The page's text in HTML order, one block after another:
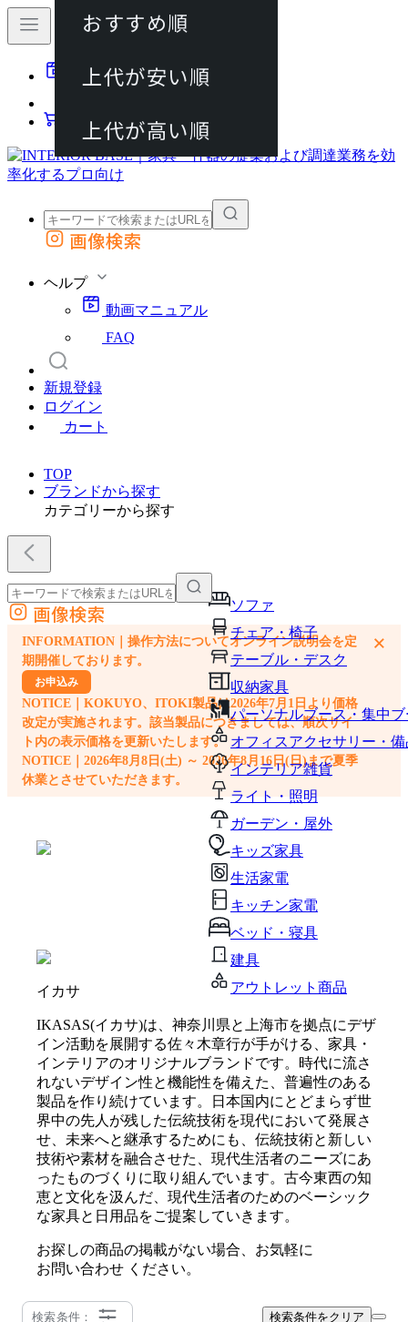
動画マニュアル
カート
外部サイトの商品をカートに追加
画像検索
ヘルプ
動画マニュアル
FAQ
新規登録
ログイン
カート
TOP
ブランドから探す
カテゴリーから探す
ソファ
チェア・椅子
テーブル・デスク
収納家具
パーソナルブース・集中
オフィスアクセサリー・備
インテリア雑貨
ライト・照明
ガーデン・屋外
キッズ家具
生活家電
キッチン家電
ベッド・寝具
建具
アウトレット商品
外部サイトの商品をカートに追加
他のサイトで見つけた商品ページのURLを貼り付けて、カートに追加できます
画像検索
INFORMATION｜操作方法についてオンライン説明会を定
期開催しております。
お申込み
NOTICE｜KOKUYO、ITOKI製品は2026年7月1日より価格
改定が実施されます。該当製品につきましては、順次サイ
ト内の表示価格を更新いたします。
NOTICE｜2026年8月8日(土) ～ 2026年8月16日(日)まで夏季
休業とさせていただきます。
×
イカサ
IKASAS(イカサ)は、神奈川県と上海市を拠点にデザ
イン活動を展開する佐々木章行が手がける、家具・
インテリアのオリジナルブランドです。時代に流さ
れないデザイン性と機能性を備えた、普遍性のある
製品を作り続けています。日本国内にとどまらず世
界中の先人が残した伝統技術を現代において発展さ
せ、未来へと継承するためにも、伝統技術と新しい
技術や素材を融合させた、現代生活者のニーズにあ
ったものづくりに取り組んでいます。古今東西の知
恵と文化を汲んだ、現代生活者のためのベーシック
な家具と日用品をご提案していきます。
お探しの商品の掲載がない場合、お気軽に
お問い合わせ ください。
検索条件： 検索条件をクリア
おすすめ順
上代が安い順
上代が高い順